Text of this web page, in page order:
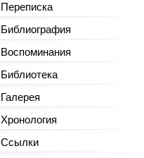
Переписка
Библиография
Воспоминания
Библиотека
Галерея
Хронология
Ссылки